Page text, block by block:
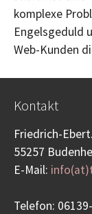
komplexe
Engelsgeduld
Web-Kunden
Kontakt
Friedrich-
55257
E-Mail:
Telefon: